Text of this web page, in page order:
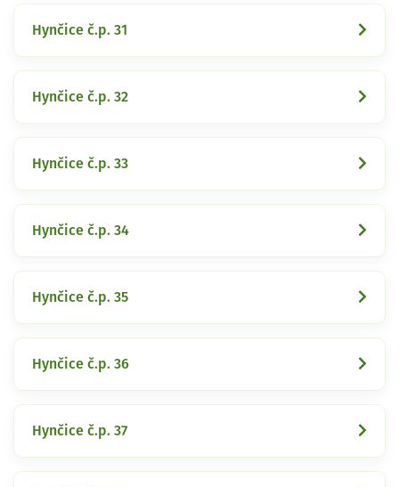
Hynčice č.p. 31
Hynčice č.p. 32
Hynčice č.p. 33
Hynčice č.p. 34
Hynčice č.p. 35
Hynčice č.p. 36
Hynčice č.p. 37